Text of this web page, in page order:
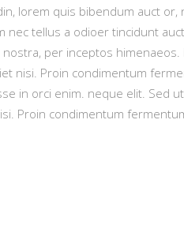
lorem quis bibendum auct
nec tellus a odioer tincidunt
per inceptos
nisi. Proin condimentum
in orci enim. neque elit. Sed
Proin condimentum